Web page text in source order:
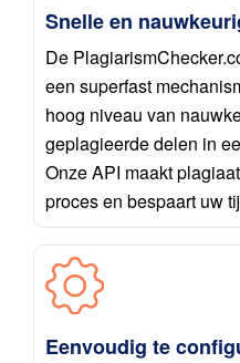
Snelle en
De
een superfast
hoog niveau van
geplagieerde delen in
Onze API maakt
proces en bespaart uw
Eenvoudig te